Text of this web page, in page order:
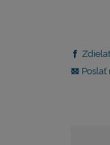
Poslať